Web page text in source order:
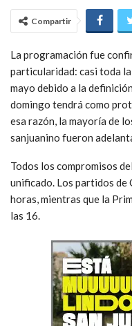
Compartir
La programación fue
particularidad: casi toda
mayo debido a la
domingo tendrá como
esa razón, la mayoría de
sanjuanino fueron
Todos los compromisos
unificado. Los partidos de
horas, mientras que la
las 16.